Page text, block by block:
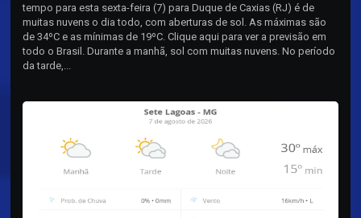
tempo para esta sexta-feira (7) para Duque de Caxias (RJ) é de
muitas nuvens o dia todo, com aberturas de sol. As máximas são
de 34ºC e as mínimas de 19ºC. Clique aqui para ver a previsão em
todo o Brasil. Durante a manhã, sol com muitas nuvens. No período
da tarde,...